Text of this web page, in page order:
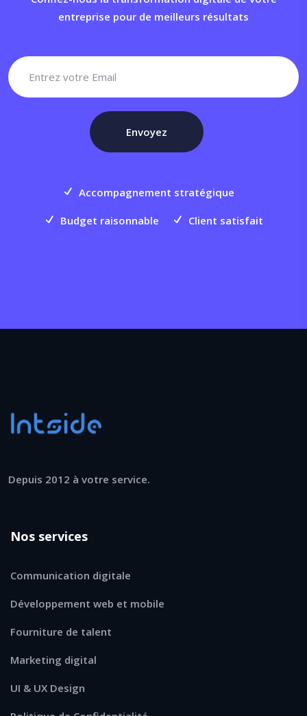
entreprise pour de meilleurs résultats
Accompagnement stratégique
Budget raisonnable Client satisfait
Depuis 2012 à votre service.
Nos services
Communication digitale
Développement web et mobile
Fourniture de talent
Marketing digital
UI & UX Design